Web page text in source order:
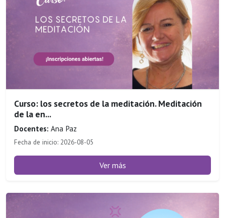
Curso: los secretos de la meditación. Meditación
de la en...
Docentes: Ana Paz
Fecha de inicio: 2026-08-05
Ver más